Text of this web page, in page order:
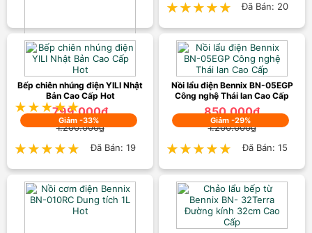
10 đôi găng tay pu phủ ngón
màu trắng [Loại 1] Hot
29.000₫
50.000₫
★★★★★
★★★★★ Đã Bán: 36
★★★★★
★★★★★ Đã Bán: 20
Giảm -33%
Bếp chiên nhúng điện YILI Nhật
Bản Cao Cấp Hot
799.000₫
1.200.000₫
★★★★★
★★★★★ Đã Bán: 19
Giảm -29%
Nồi lẩu điện Bennix BN-05EGP
Công nghệ Thái lan Cao Cấp
850.000₫
1.200.000₫
★★★★★
★★★★★ Đã Bán: 15